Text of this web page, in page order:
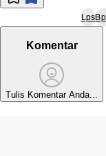
Lps
Komentar
Tulis Komentar Anda...